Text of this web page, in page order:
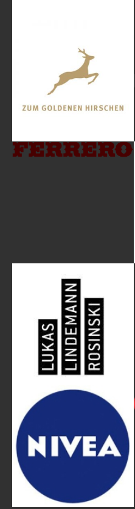
Show larger version
Show larger version